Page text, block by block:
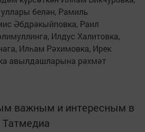
белән, Рамиль
Әбдрәкыйповка, Раил
Илдус Халитовка,
Илһам Рәхимовка, Ирек
авылдашларына рәхмәт
важным и интересным в
Татмедиа